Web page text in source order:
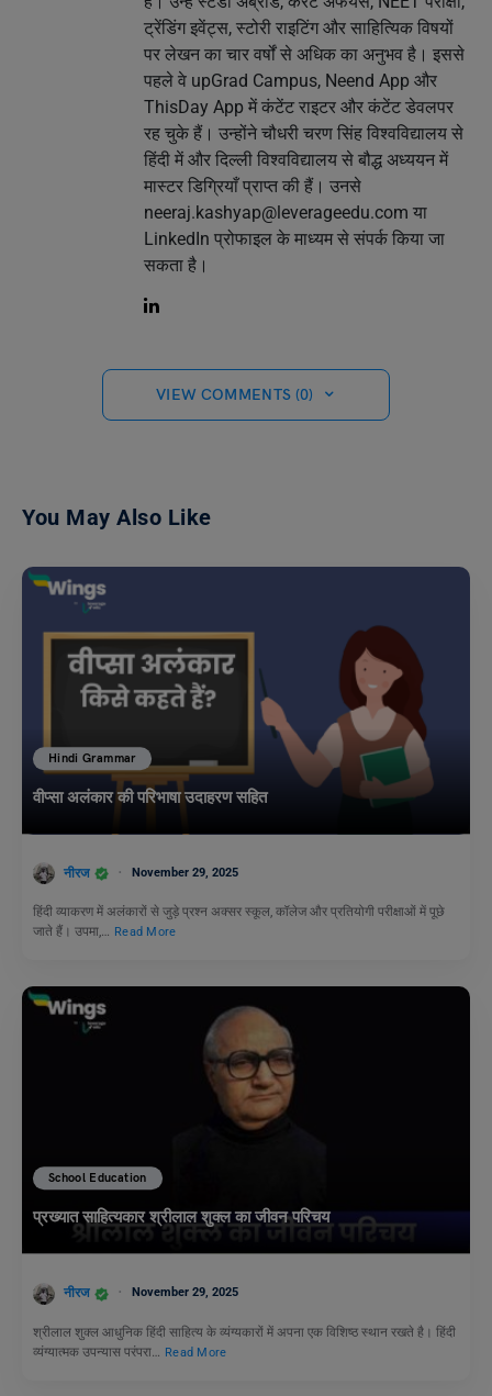
ट्रेंडिंग इवेंट्स, स्टोरी राइटिंग और साहित्यिक विषयों
पर लेखन का चार वर्षों से अधिक का अनुभव है। इससे
पहले वे upGrad Campus, Neend App और
ThisDay App में कंटेंट राइटर और कंटेंट डेवलपर
रह चुके हैं। उन्होंने चौधरी चरण सिंह विश्वविद्यालय से
हिंदी में और दिल्ली विश्वविद्यालय से बौद्ध अध्ययन में
मास्टर डिग्रियाँ प्राप्त की हैं। उनसे
neeraj.kashyap@leverageedu.com या
LinkedIn प्रोफाइल के माध्यम से संपर्क किया जा
सकता है।
VIEW COMMENTS (0)
You May Also Like
Hindi Grammar
वीप्सा अलंकार की परिभाषा उदाहरण सहित
नीरज November 29, 2025
हिंदी व्याकरण में अलंकारों से जुड़े प्रश्न अक्सर स्कूल, कॉलेज और प्रतियोगी परीक्षाओं में पूछे
जाते हैं। उपमा,… Read More
School Education
प्रख्यात साहित्यकार श्रीलाल शुक्ल का जीवन परिचय
नीरज November 29, 2025
श्रीलाल शुक्ल आधुनिक हिंदी साहित्य के व्यंग्यकारों में अपना एक विशिष्ठ स्थान रखते है। हिंदी
व्यंग्यात्मक उपन्यास परंपरा…
Read More